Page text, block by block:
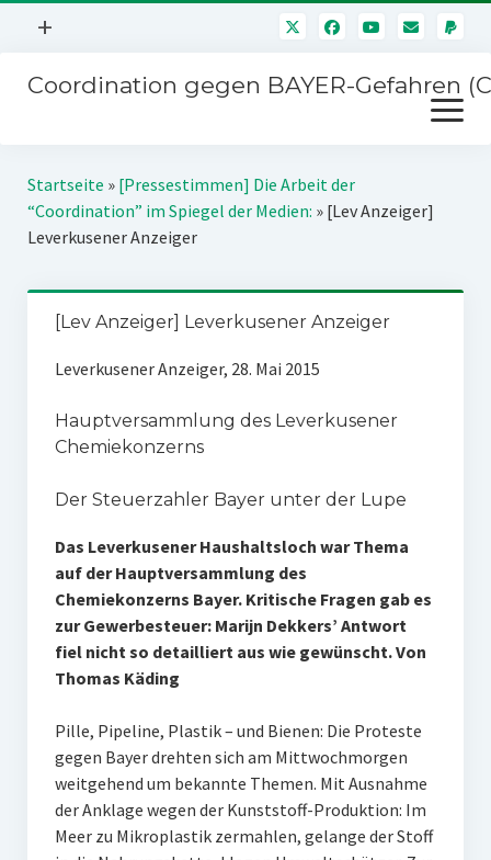
Menü
+
Mitmachen
Über uns
Kontakt
Impressum
Störfälle
Coordination gegen BAYER-Gefahren
Menü
öffnen
Kampagnen
Jahrestagung
SPENDEN
Startseite » [Pressestimmen] Die Arbeit der
“Coordination” im Spiegel der Medien: » [Lev Anzeiger]
Leverkusener Anzeiger
[Lev Anzeiger] Leverkusener Anzeiger
Leverkusener Anzeiger, 28. Mai 2015
Hauptversammlung des Leverkusener
Chemiekonzerns
Der Steuerzahler Bayer unter der Lupe
Das Leverkusener Haushaltsloch war Thema
auf der Hauptversammlung des
Chemiekonzerns Bayer. Kritische Fragen gab es
zur Gewerbesteuer: Marijn Dekkers’ Antwort
fiel nicht so detailliert aus wie gewünscht. Von
Thomas Käding
Pille, Pipeline, Plastik – und Bienen: Die Proteste
gegen Bayer drehten sich am Mittwochmorgen
weitgehend um bekannte Themen. Mit Ausnahme
der Anklage wegen der Kunststoff-Produktion: Im
Meer zu Mikroplastik zermahlen, gelange der Stoff